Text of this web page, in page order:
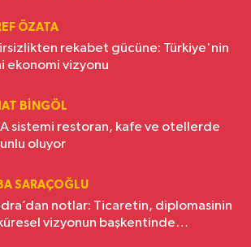
ÖZATA
rekabet gücüne: Türkiye'nin
ekonomi vizyonu
BINGÖL
sistemi restoran, kafe ve otellerde
oluyor
SARAÇOĞLU
notlar: Ticaretin, diplomasinin
vizyonun başkentinde